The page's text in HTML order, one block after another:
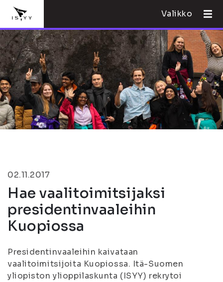
Valikko
02.11.2017
Hae vaalitoimitsijaksi
presidentinvaaleihin
Kuopiossa
Presidentinvaaleihin kaivataan
vaalitoimitsijoita Kuopiossa. Itä-Suomen
yliopiston ylioppilaskunta (ISYY) rekrytoi